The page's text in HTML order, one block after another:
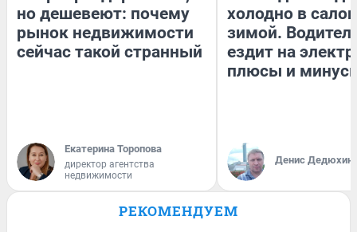
но дешевеют: почему
рынок недвижимости
сейчас такой странный
Екатерина Торопова
директор агентства
недвижимости
холодно в
зимой.
ездит на
плюсы и
Денис Дедюхин
РЕКОМЕНДУЕМ